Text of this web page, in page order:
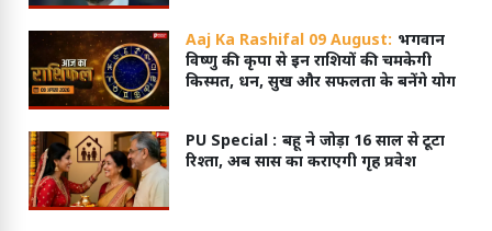
Aaj Ka Rashifal 09 August: भगवान
विष्णु की कृपा से इन राशियों की चमकेगी
किस्मत, धन, सुख और सफलता के बनेंगे योग
PU Special : बहू ने जोड़ा 16 साल से टूटा
रिश्ता, अब सास का कराएगी गृह प्रवेश